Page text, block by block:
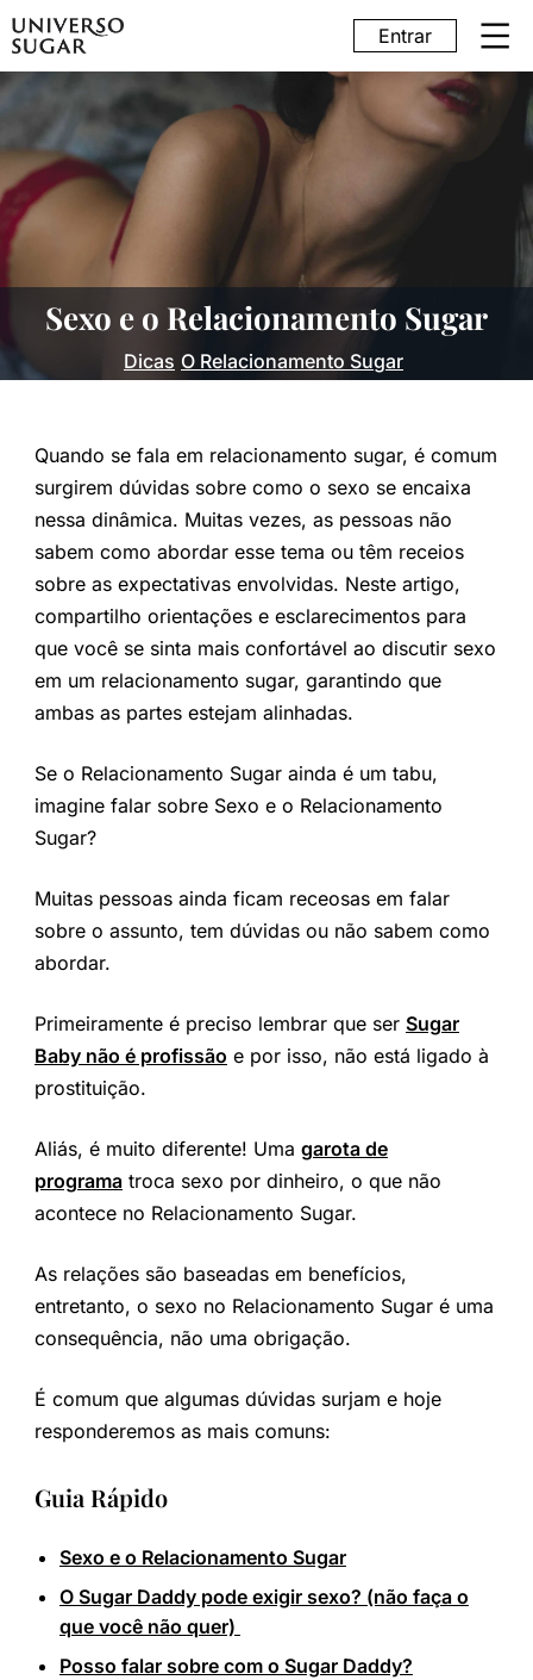
Entrar
Sexo e o Relacionamento Sugar
Dicas O Relacionamento Sugar
Quando se fala em relacionamento sugar, é comum
surgirem dúvidas sobre como o sexo se encaixa
nessa dinâmica. Muitas vezes, as pessoas não
sabem como abordar esse tema ou têm receios
sobre as expectativas envolvidas. Neste artigo,
compartilho orientações e esclarecimentos para
que você se sinta mais confortável ao discutir sexo
em um relacionamento sugar, garantindo que
ambas as partes estejam alinhadas.
Se o Relacionamento Sugar ainda é um tabu,
imagine falar sobre Sexo e o Relacionamento
Sugar?
Muitas pessoas ainda ficam receosas em falar
sobre o assunto, tem dúvidas ou não sabem como
abordar.
Primeiramente é preciso lembrar que ser Sugar
Baby não é profissão e por isso, não está ligado à
prostituição.
Aliás, é muito diferente! Uma garota de
programatroca sexo por dinheiro, o que não
acontece no Relacionamento Sugar.
As relações são baseadas em benefícios,
entretanto, o sexo no Relacionamento Sugar é uma
consequência, não uma obrigação.
É comum que algumas dúvidas surjam e hoje
responderemos as mais comuns:
Guia Rápido
Sexo e o Relacionamento Sugar
O Sugar Daddy pode exigir sexo? (não faça o
que você não quer)
Posso falar sobre com o Sugar Daddy?